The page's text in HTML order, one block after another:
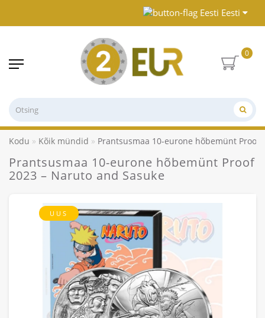
Eesti
0
Kodu Kõik mündid Prantsusmaa 10-eurone hõbemünt Proof
Prantsusmaa 10-eurone hõbemünt Proof
2023 – Naruto and Sasuke
UUS